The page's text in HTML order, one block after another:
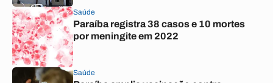
Saúde
Paraíba registra 38 casos e 10 mortes
por meningite em 2022
Saúde